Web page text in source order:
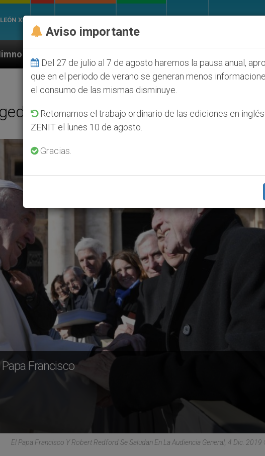
XIV
Mundial de la Juventud Seúl 2027 ONU se
‘actor’
Francisco
El Papa Francisco Y Robert Redford Se Saludan En La Audiencia General, 4 Dic.
Aviso importante
Del 27 de julio al 7 de agosto haremos la pausa anual,
que en el periodo de verano se generan menos
el consumo de las mismas disminuye.
Retomamos el trabajo ordinario de las ediciones en
ZENIT el lunes 10 de agosto.
Gracias.